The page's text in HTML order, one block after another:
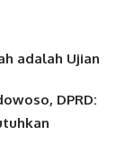
adalah Ujian
DPRD: